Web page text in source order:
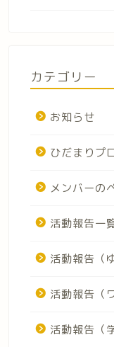
カテゴリー
お知らせ
ひだまりプ
メンバーの
活動報告一
活動報告（
活動報告（
活動報告（